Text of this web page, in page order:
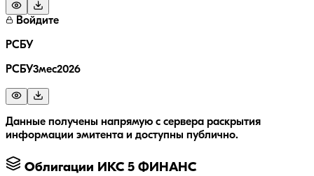
Войдите
РСБУ
РСБУ3мес2026
Данные получены напрямую с сервера раскрытия
информации эмитента и доступны публично.
Облигации ИКС 5 ФИНАНС